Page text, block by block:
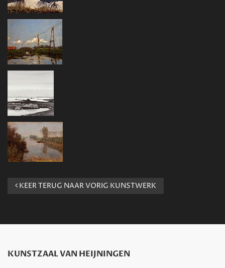
KEER TERUG NAAR VORIG KUNSTWERK
KUNSTZAAL VAN HEIJNINGEN